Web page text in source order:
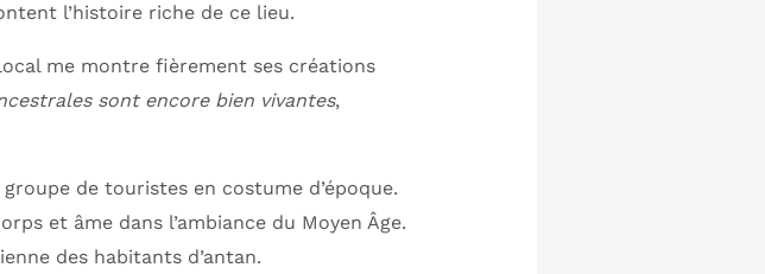
l’histoire riche de ce lieu.
me montre fièrement ses créations
sont encore bien vivantes,
de touristes en costume d’époque.
et âme dans l’ambiance du Moyen Âge.
des habitants d’antan.